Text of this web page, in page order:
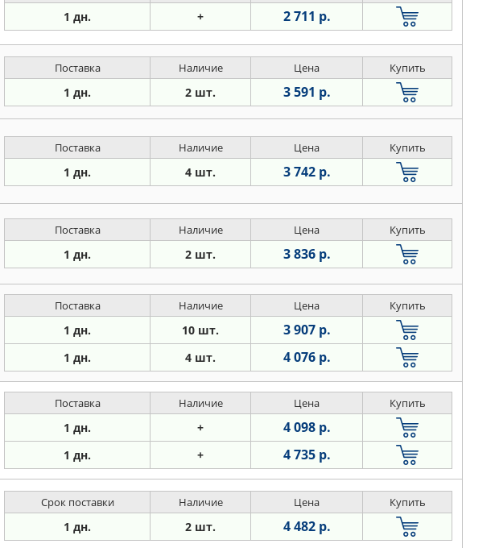
1 дн. + 2 711 р.
Поставка Наличие Цена Купить
1 дн. 2 шт. 3 591 р.
Поставка Наличие Цена Купить
1 дн. 4 шт. 3 742 р.
Поставка Наличие Цена Купить
1 дн. 2 шт. 3 836 р.
Поставка Наличие Цена Купить
1 дн. 10 шт. 3 907 р.
1 дн. 4 шт. 4 076 р.
Поставка Наличие Цена Купить
1 дн. + 4 098 р.
1 дн. + 4 735 р.
Срок поставки Наличие Цена Купить
1 дн. 2 шт. 4 482 р.